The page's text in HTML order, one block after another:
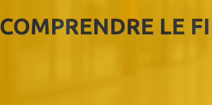
COMPRENDRE LE